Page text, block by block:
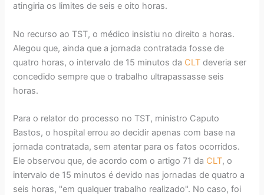
atingiria os limites de seis e oito horas.
No recurso ao TST, o médico insistiu no direito a horas.
Alegou que, ainda que a jornada contratada fosse de
quatro horas, o intervalo de 15 minutos da CLT deveria ser
concedido sempre que o trabalho ultrapassasse seis
horas.
Para o relator do processo no TST, ministro Caputo
Bastos, o hospital errou ao decidir apenas com base na
jornada contratada, sem atentar para os fatos ocorridos.
Ele observou que, de acordo com o artigo 71 da CLT, o
intervalo de 15 minutos é devido nas jornadas de quatro a
seis horas, "em qualquer trabalho realizado". No caso, foi